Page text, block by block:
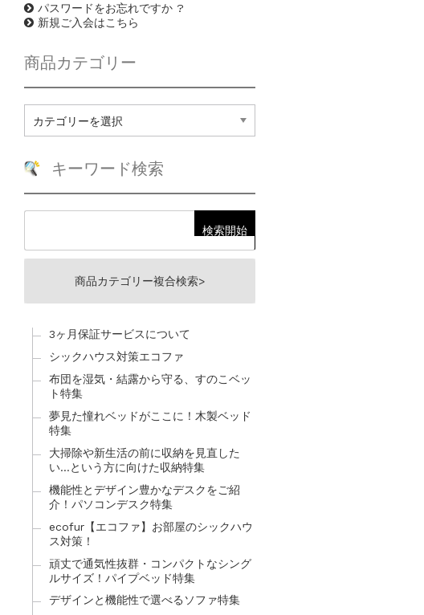
パスワードをお忘れですか ?
新規ご入会はこちら
商品カテゴリー
品
カ
ゴ
ー
キーワード検索
商品カテゴリー複合検索>
3ヶ月保証サービスについて
シックハウス対策エコファ
布団を湿気・結露から守る、すのこベッ
ト特集
夢見た憧れベッドがここに！木製ベッド
特集
大掃除や新生活の前に収納を見直した
い…という方に向けた収納特集
機能性とデザイン豊かなデスクをご紹
介！パソコンデスク特集
ecofur【エコファ】お部屋のシックハウ
ス対策！
頑丈で通気性抜群・コンパクトなシング
ルサイズ！パイプベッド特集
デザインと機能性で選べるソファ特集